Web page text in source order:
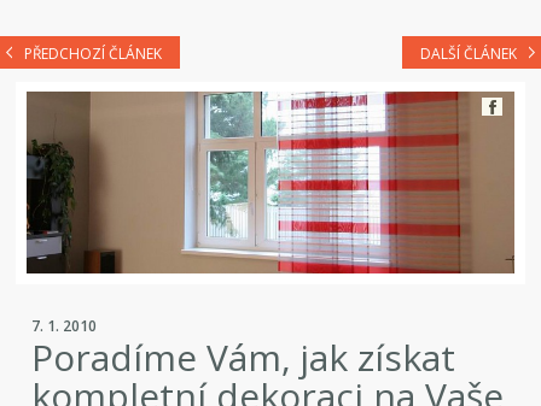
PŘEDCHOZÍ ČLÁNEK DALŠÍ ČLÁNEK
7. 1. 2010
Poradíme Vám, jak získat
kompletní dekoraci na Vaše